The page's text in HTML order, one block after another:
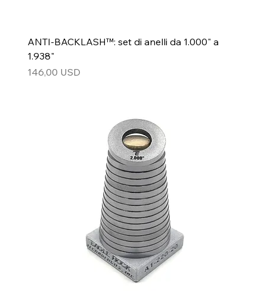
ANTI-BACKLASH™: set di anelli da 1.000" a
1.938"
Prezzo
146,00 USD